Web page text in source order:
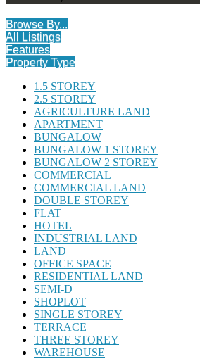
Browse By...
All Listings
Features
Property Type
1.5 STOREY
2.5 STOREY
AGRICULTURE LAND
APARTMENT
BUNGALOW
BUNGALOW 1 STOREY
BUNGALOW 2 STOREY
COMMERCIAL
COMMERCIAL LAND
DOUBLE STOREY
FLAT
HOTEL
INDUSTRIAL LAND
LAND
OFFICE SPACE
RESIDENTIAL LAND
SEMI-D
SHOPLOT
SINGLE STOREY
TERRACE
THREE STOREY
WAREHOUSE